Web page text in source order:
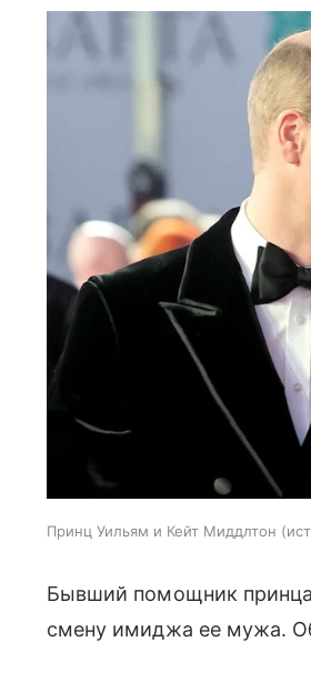
Принц Уильям и Кейт Миддлтон
Бывший помощник принца
смену имиджа ее мужа.